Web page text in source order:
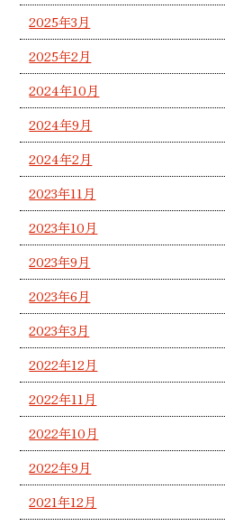
2025年3月
2025年2月
2024年10月
2024年9月
2024年2月
2023年11月
2023年10月
2023年9月
2023年6月
2023年3月
2022年12月
2022年11月
2022年10月
2022年9月
2021年12月